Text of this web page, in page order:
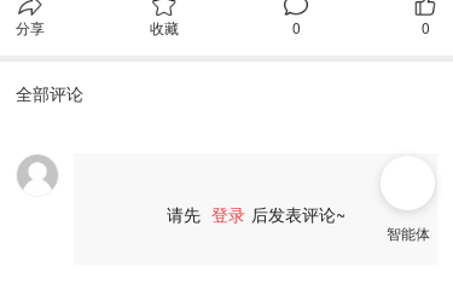
分享 收藏 0 0
全部评论
请先 登录 后发表评论~
评论